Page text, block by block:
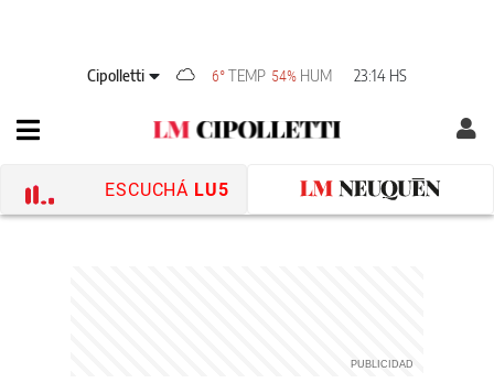
Cipolletti 6° TEMP 54% HUM 23:14 HS
ESCUCHÁ LU5